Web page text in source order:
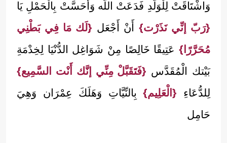
وَاشْتَاقَتْ لِلْوَلَدِ فَدَعَتْ اللَّه وَأَحَسَّتْ بِالْحَمْلِ يَا
{رَبّ إنِّي نَذَرْت}أَنْ أَجْعَل {لَك مَا فِي بَطْنِي
مُحَرَّرًا} عَتِيقًا خَالِصًا مِنْ شَوَاغِل الدُّنْيَا لِخِدْمَةِ
بَيْتك الْمُقَدَّس {فَتَقَبَّلْ مِنِّي إنَّك أَنْت السَّمِيع}
لِلدُّعَاءِ {الْعَلِيم}بِالنِّيَّاتِ وَهَلَكَ عِمْرَان وَهِيَ
حَامِل